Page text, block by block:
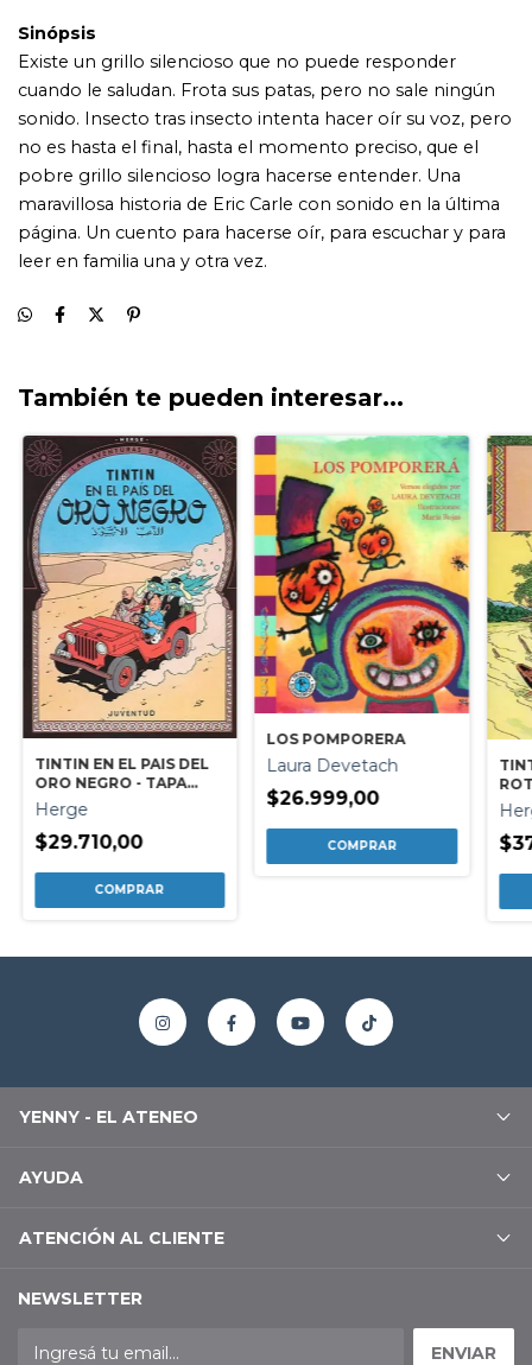
También te pueden interesar...
TINTIN EN EL PAIS DEL
ORO NEGRO - TAPA
BLANDA
Herge
$29.710,00
LOS POMPORERA
Laura Devetach
$26.999,00
YENNY - EL ATENEO
AYUDA
ATENCIÓN AL CLIENTE
NEWSLETTER